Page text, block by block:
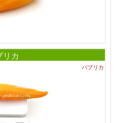
リカ
パプリカ